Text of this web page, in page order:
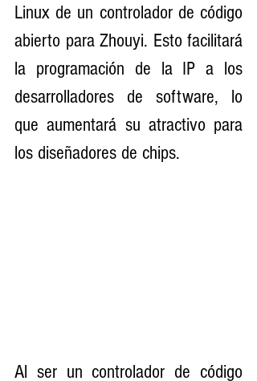
Linux de un controlador de código
abierto para Zhouyi. Esto facilitará
la programación de la IP a los
desarrolladores de software, lo
que aumentará su atractivo para
los diseñadores de chips.
Al ser un controlador de código